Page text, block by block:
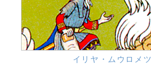
イリヤ・ムウロメツ